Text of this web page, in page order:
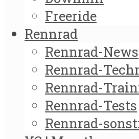
Freeride
Rennrad
Rennrad-News
Rennrad-
Rennrad-
Rennrad-Tests
Rennrad-